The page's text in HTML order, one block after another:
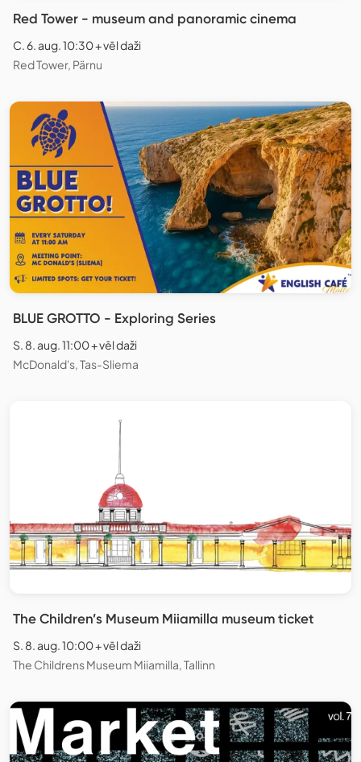
Red Tower - museum and panoramic cinema
C. 6. aug. 10:30 + vēl daži
Red Tower, Pärnu
BLUE GROTTO - Exploring Series
S. 8. aug. 11:00 + vēl daži
McDonald's, Tas-Sliema
The Children’s Museum Miiamilla museum ticket
S. 8. aug. 10:00 + vēl daži
The Childrens Museum Miiamilla, Tallinn